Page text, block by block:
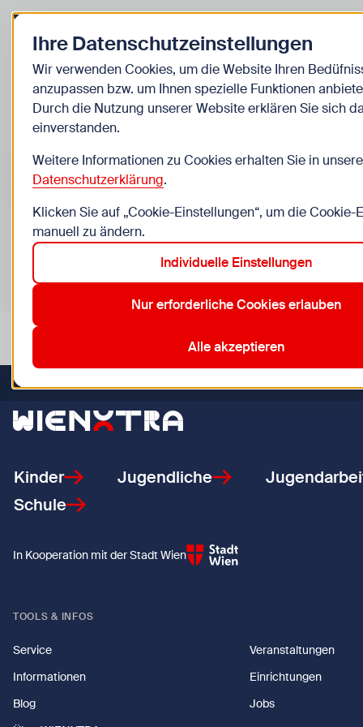
Zurück zur Startseite
Kinder
Veranstaltungen
Suche im Bereich “Kinder”
Suchen
Veranstaltungen in Wien im Bereich “Kinder”
Aktive Filter:
1. Innere Stadt 13. Hietzing 14. Penzing
16. Ottakring
Zurück zur Startseite
Kinder Jugendliche
Schule
In Kooperation mit der Stadt Wien
TOOLS & INFOS
Service
Veranstaltungen
Informationen
Einrichtungen
Blog
Jobs
Ihre Datenschutzeinstellungen
Wir verwenden Cookies, um die Website Ihren
anzupassen bzw. um Ihnen spezielle Funktionen
Durch die Nutzung unserer Website erklären Sie sich
einverstanden.
Weitere Informationen zu Cookies erhalten Sie in
Datenschutzerklärung.
Klicken Sie auf „Cookie-Einstellungen“, um die Cookie-
manuell zu ändern.
Individuelle Einstellungen
Nur erforderliche Cookies erlauben
Alle akzeptieren